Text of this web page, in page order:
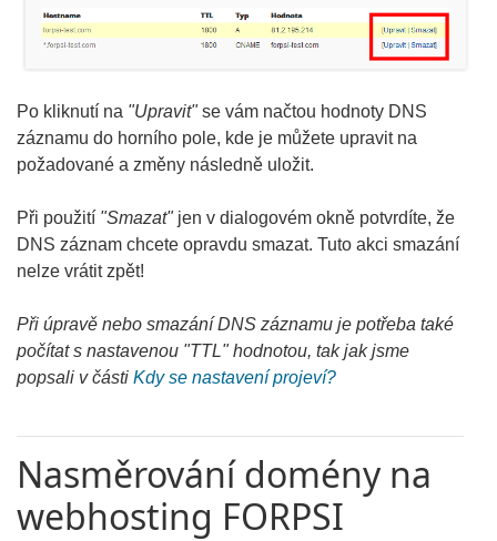
Po kliknutí na "Upravit"se vám načtou hodnoty DNS
záznamu do horního pole, kde je můžete upravit na
požadované a změny následně uložit.
Při použití "Smazat"jen v dialogovém okně potvrdíte, že
DNS záznam chcete opravdu smazat. Tuto akci smazání
nelze vrátit zpět!
Při úpravě nebo smazání DNS záznamu je potřeba také
počítat s nastavenou "TTL" hodnotou, tak jak jsme
popsali v části Kdy se nastavení projeví?
Nasměrování domény na
webhosting FORPSI